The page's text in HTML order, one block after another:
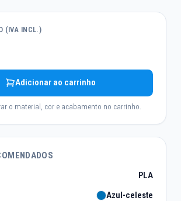
(IVA INCL.)
Adicionar ao carrinho
o material, cor e acabamento no carrinho.
PLA
Azul-celeste